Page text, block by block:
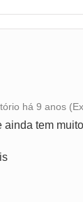
há 9 anos
tem